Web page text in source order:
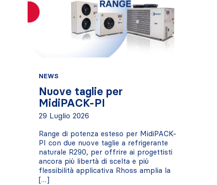
NEWS
Nuove taglie per
MidiPACK-PI
29 Luglio 2026
Range di potenza esteso per MidiPACK-
PI con due nuove taglie a refrigerante
naturale R290, per offrire ai progettisti
ancora più libertà di scelta e più
flessibilità applicativa Rhoss amplia la
[…]